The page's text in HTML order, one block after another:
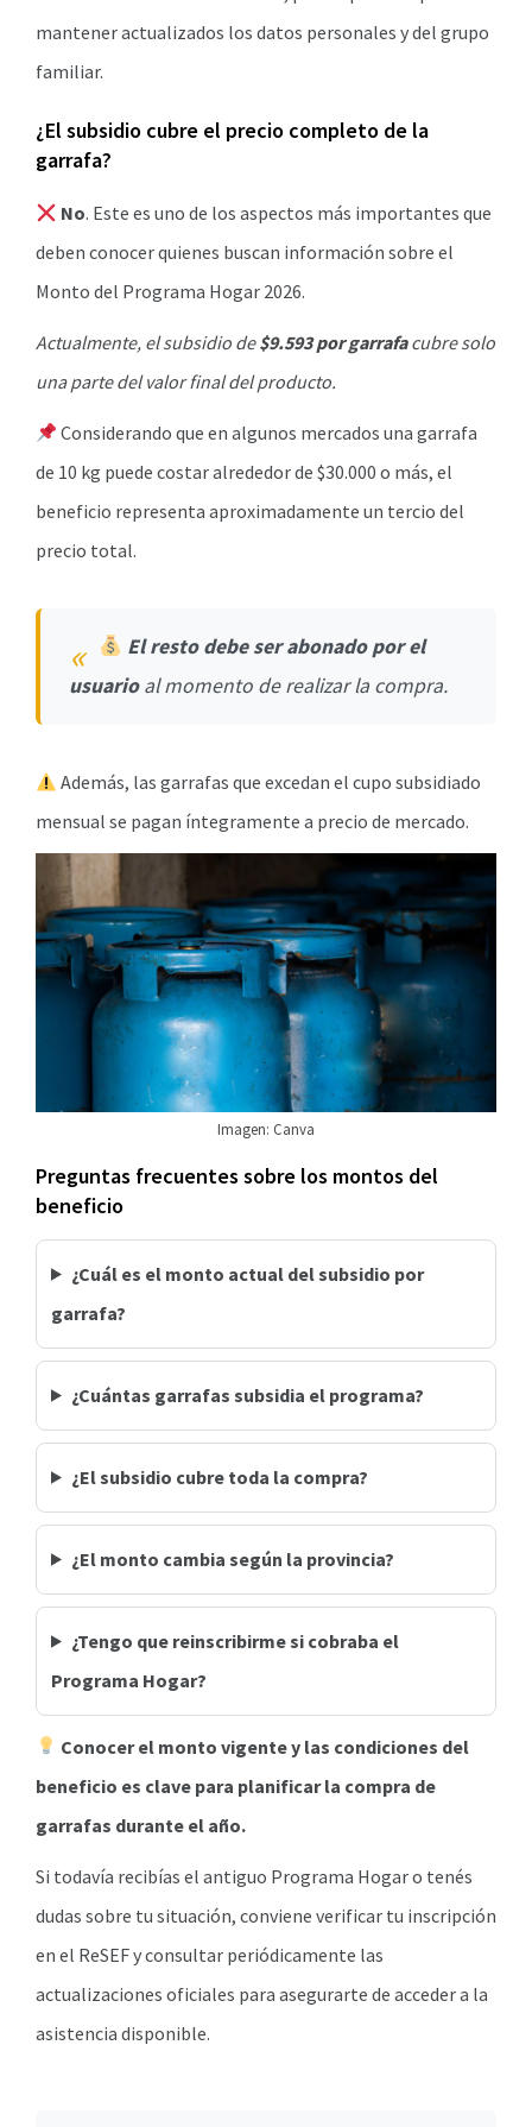
mantener actualizados los datos personales y del grupo
familiar.
¿El subsidio cubre el precio completo de la
garrafa?
No. Este es uno de los aspectos más importantes que
deben conocer quienes buscan información sobre el
Monto del Programa Hogar 2026.
Actualmente, el subsidio de$9.593 por garrafacubre solo
una parte del valor final del producto.
Considerando que en algunos mercados una garrafa
de 10 kg puede costar alrededor de $30.000 o más, el
beneficio representa aproximadamente un tercio del
precio total.
El resto debe ser abonado por el
usuarioal momento de realizar la compra.
Además, las garrafas que excedan el cupo subsidiado
mensual se pagan íntegramente a precio de mercado.
Imagen: Canva
Preguntas frecuentes sobre los montos del
beneficio
¿Cuál es el monto actual del subsidio por
garrafa?
¿Cuántas garrafas subsidia el programa?
¿El subsidio cubre toda la compra?
¿El monto cambia según la provincia?
¿Tengo que reinscribirme si cobraba el
Programa Hogar?
Conocer el monto vigente y las condiciones del
beneficio es clave para planificar la compra de
garrafas durante el año.
Si todavía recibías el antiguo Programa Hogar o tenés
dudas sobre tu situación, conviene verificar tu inscripción
en el ReSEF y consultar periódicamente las
actualizaciones oficiales para asegurarte de acceder a la
asistencia disponible.